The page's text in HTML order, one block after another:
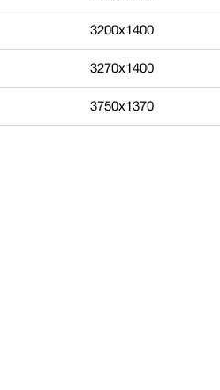
3200х1400
3270x1400
3750х1370